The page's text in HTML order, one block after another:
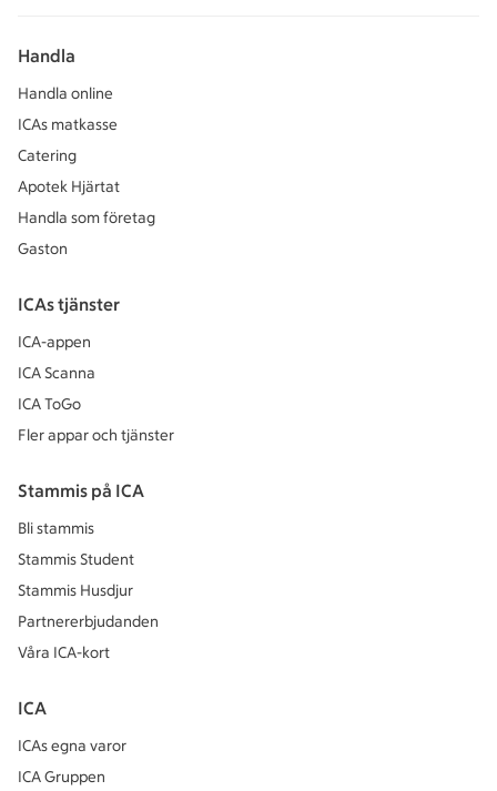
Handla
Handla online
ICAs matkasse
Catering
Apotek Hjärtat
Handla som företag
Gaston
ICAs tjänster
ICA-appen
ICA Scanna
ICA ToGo
Fler appar och tjänster
Stammis på ICA
Bli stammis
Stammis Student
Stammis Husdjur
Partnererbjudanden
Våra ICA-kort
ICA
ICAs egna varor
ICA Gruppen